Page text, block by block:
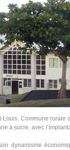
Commune rurale
à sucre, avec
dynamisme